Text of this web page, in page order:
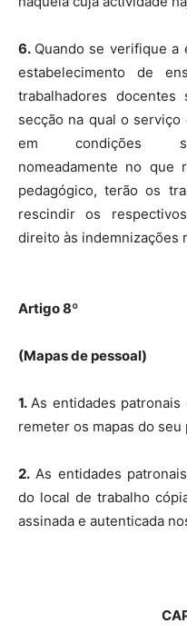
6. Quando se verifique a
estabelecimento de
trabalhadores
secção na qual o
em condições
nomeadamente no que
pedagógico, terão os
rescindir os
direito às indemnizações
Artigo 8º
(Mapas de pessoal)
1. As entidades
remeter os mapas do
2. As entidades
do local de trabalho
assinada e autenticada